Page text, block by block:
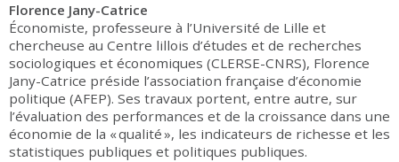
Florence Jany-Catrice
Économiste, professeure à l’Université de Lille et
chercheuse au Centre lillois d’études et de recherches
sociologiques et économiques (CLERSE-CNRS), Florence
Jany-Catrice préside l’association française d’économie
politique (AFEP). Ses travaux portent, entre autre, sur
l’évaluation des performances et de la croissance dans une
économie de la « qualité », les indicateurs de richesse et les
statistiques publiques et politiques publiques.